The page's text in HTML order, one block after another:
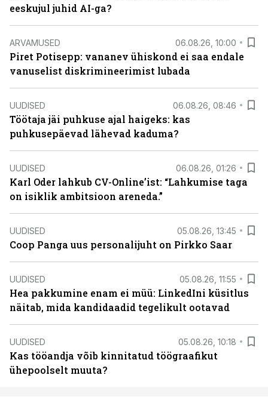
eeskujul juhid AI-ga?
ARVAMUSED 06.08.26, 10:00
Piret Potisepp: vananev ühiskond ei saa endale
vanuselist diskrimineerimist lubada
UUDISED 06.08.26, 08:46
Töötaja jäi puhkuse ajal haigeks: kas
puhkusepäevad lähevad kaduma?
UUDISED 06.08.26, 01:26
Karl Oder lahkub CV-Online’ist: “Lahkumise taga
on isiklik ambitsioon areneda.”
UUDISED 05.08.26, 13:45
Coop Panga uus personalijuht on Pirkko Saar
UUDISED 05.08.26, 11:55
Hea pakkumine enam ei müü: LinkedIni küsitlus
näitab, mida kandidaadid tegelikult ootavad
UUDISED 05.08.26, 10:18
Kas tööandja võib kinnitatud töögraafikut
ühepoolselt muuta?